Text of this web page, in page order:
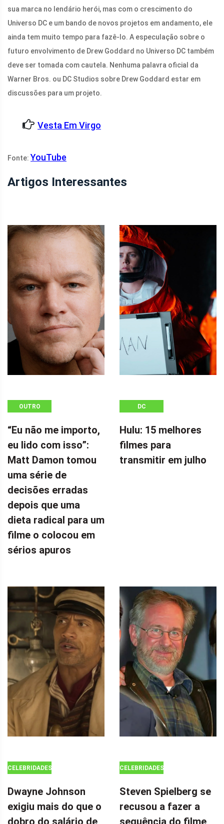
sua marca no lendário herói, mas com o crescimento do
Universo DC e um bando de novos projetos em andamento, ele
ainda tem muito tempo para fazê-lo. A especulação sobre o
futuro envolvimento de Drew Goddard no Universo DC também
deve ser tomada com cautela. Nenhuma palavra oficial da
Warner Bros. ou DC Studios sobre Drew Goddard estar em
discussões para um projeto.
Vesta Em Virgo
Fonte: YouTube
Artigos Interessantes
OUTRO
“Eu não me importo,
eu lido com isso”:
Matt Damon tomou
uma série de
decisões erradas
depois que uma
dieta radical para um
filme o colocou em
sérios apuros
DC
Hulu: 15 melhores
filmes para
transmitir em julho
CELEBRIDADES
Dwayne Johnson
exigiu mais do que o
dobro do salário de
CELEBRIDADES
Steven Spielberg se
recusou a fazer a
sequência do filme